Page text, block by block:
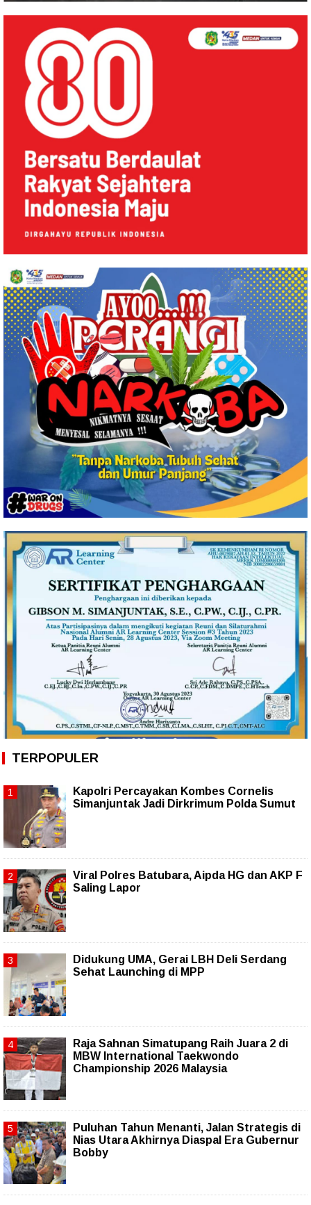
TERPOPULER
Kapolri Percayakan Kombes Cornelis
Simanjuntak Jadi Dirkrimum Polda Sumut
Viral Polres Batubara, Aipda HG dan AKP F
Saling Lapor
Didukung UMA, Gerai LBH Deli Serdang
Sehat Launching di MPP
Raja Sahnan Simatupang Raih Juara 2 di
MBW International Taekwondo
Championship 2026 Malaysia
Puluhan Tahun Menanti, Jalan Strategis di
Nias Utara Akhirnya Diaspal Era Gubernur
Bobby